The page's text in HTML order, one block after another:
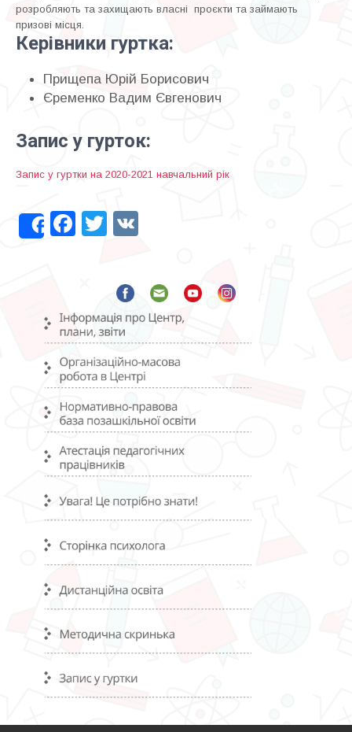
розробляють та захищають власні проєкти та займають
призові місця.
Керівники гуртка:
Прищепа Юрій Борисович
Єременко Вадим Євгенович
Запис у гурток:
Запис у гуртки на 2020-2021 навчальний рік
ShareFacebook
Twitter